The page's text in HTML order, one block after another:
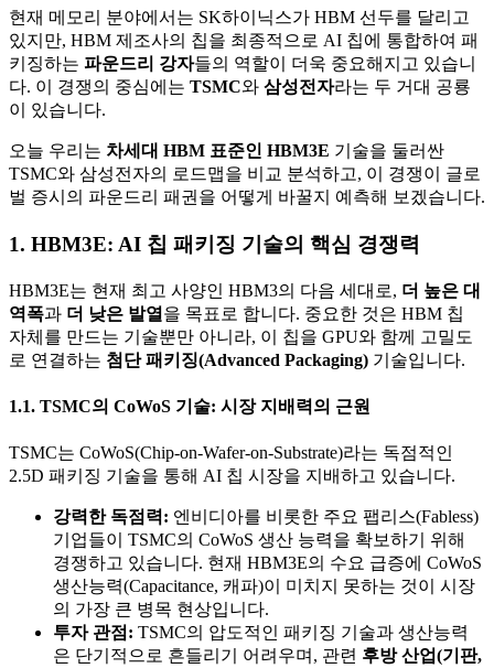
현재 메모리 분야에서는 SK하이닉스가 HBM 선두를 달리고
있지만, HBM 제조사의 칩을 최종적으로 AI 칩에 통합하여 패
키징하는 파운드리 강자들의 역할이 더욱 중요해지고 있습니
다. 이 경쟁의 중심에는 TSMC와 삼성전자라는 두 거대 공룡
이 있습니다.
오늘 우리는 차세대 HBM 표준인 HBM3E 기술을 둘러싼
TSMC와 삼성전자의 로드맵을 비교 분석하고, 이 경쟁이 글로
벌 증시의 파운드리 패권을 어떻게 바꿀지 예측해 보겠습니다.
1. HBM3E: AI 칩 패키징 기술의 핵심 경쟁력
HBM3E는 현재 최고 사양인 HBM3의 다음 세대로, 더 높은 대
역폭과 더 낮은 발열 을 목표로 합니다. 중요한 것은 HBM 칩
자체를 만드는 기술뿐만 아니라, 이 칩을 GPU와 함께 고밀도
로 연결하는 첨단 패키징(Advanced Packaging) 기술입니다.
1.1. TSMC의 CoWoS 기술: 시장 지배력의 근원
TSMC는 CoWoS(Chip-on-Wafer-on-Substrate)라는 독점적인
2.5D 패키징 기술을 통해 AI 칩 시장을 지배하고 있습니다.
강력한 독점력: 엔비디아를 비롯한 주요 팹리스(Fabless)
기업들이 TSMC의 CoWoS 생산 능력을 확보하기 위해
경쟁하고 있습니다. 현재 HBM3E의 수요 급증에 CoWoS
생산능력(Capacitance, 캐파)이 미치지 못하는 것이 시장
의 가장 큰 병목 현상입니다.
투자 관점: TSMC의 압도적인 패키징 기술과 생산능력
은 단기적으로 흔들리기 어려우며, 관련 후방 산업(기판,